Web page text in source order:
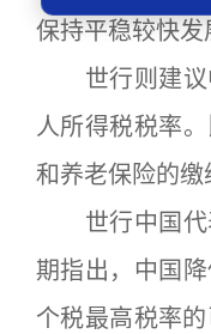
保持平稳较快发
世行则建议
人所得税税率
和养老保险的缴
世行中国代
期指出，中国
个税最高税率